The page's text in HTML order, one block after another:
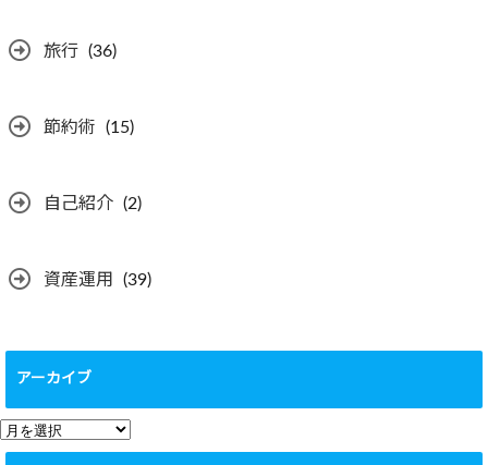
旅行 (36)
節約術 (15)
自己紹介 (2)
資産運用 (39)
アーカイブ
ア
ー